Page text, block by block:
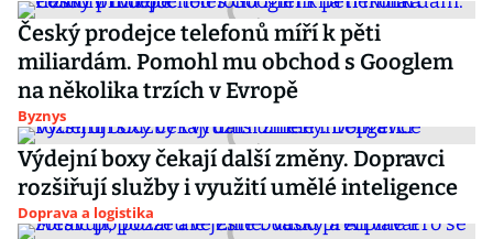
Český prodejce telefonů míří k pěti
miliardám. Pomohl mu obchod s Googlem
na několika trzích v Evropě
Byznys
Výdejní boxy čekají další změny. Dopravci
rozšiřují služby i využití umělé inteligence
Doprava a logistika